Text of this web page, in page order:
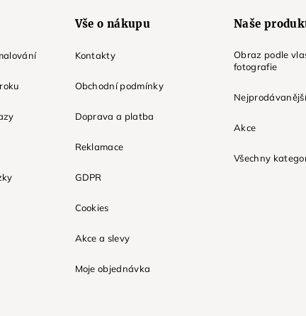
Vše o nákupu
Kontakty
Obchodní podmínky
Doprava a platba
Reklamace
GDPR
Cookies
Akce a slevy
Moje objednávka
Naše
Obraz podle
fotografie
Akce
Všechny